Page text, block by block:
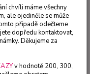
– Thunbergia Dark Apricot -
chvíli máme všechny
ale ojediněle se může
případě odečteme
dopředu kontaktovat,
Děkujeme za
v hodnotě 200, 300,